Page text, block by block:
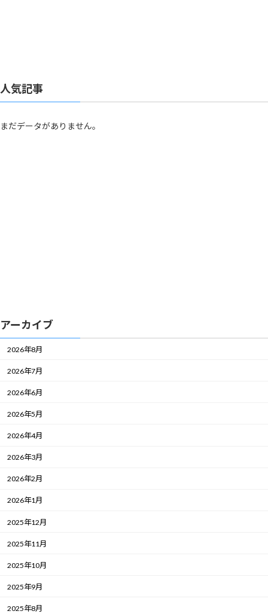
人気記事
まだデータがありません。
アーカイブ
2026年8月
2026年7月
2026年6月
2026年5月
2026年4月
2026年3月
2026年2月
2026年1月
2025年12月
2025年11月
2025年10月
2025年9月
2025年8月